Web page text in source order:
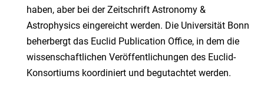
haben, aber bei der Zeitschrift Astronomy &
Astrophysics eingereicht werden. Die Universität Bonn
beherbergt das Euclid Publication Office, in dem die
wissenschaftlichen Veröffentlichungen des Euclid-
Konsortiums koordiniert und begutachtet werden.